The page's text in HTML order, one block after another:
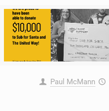
Paul McMann